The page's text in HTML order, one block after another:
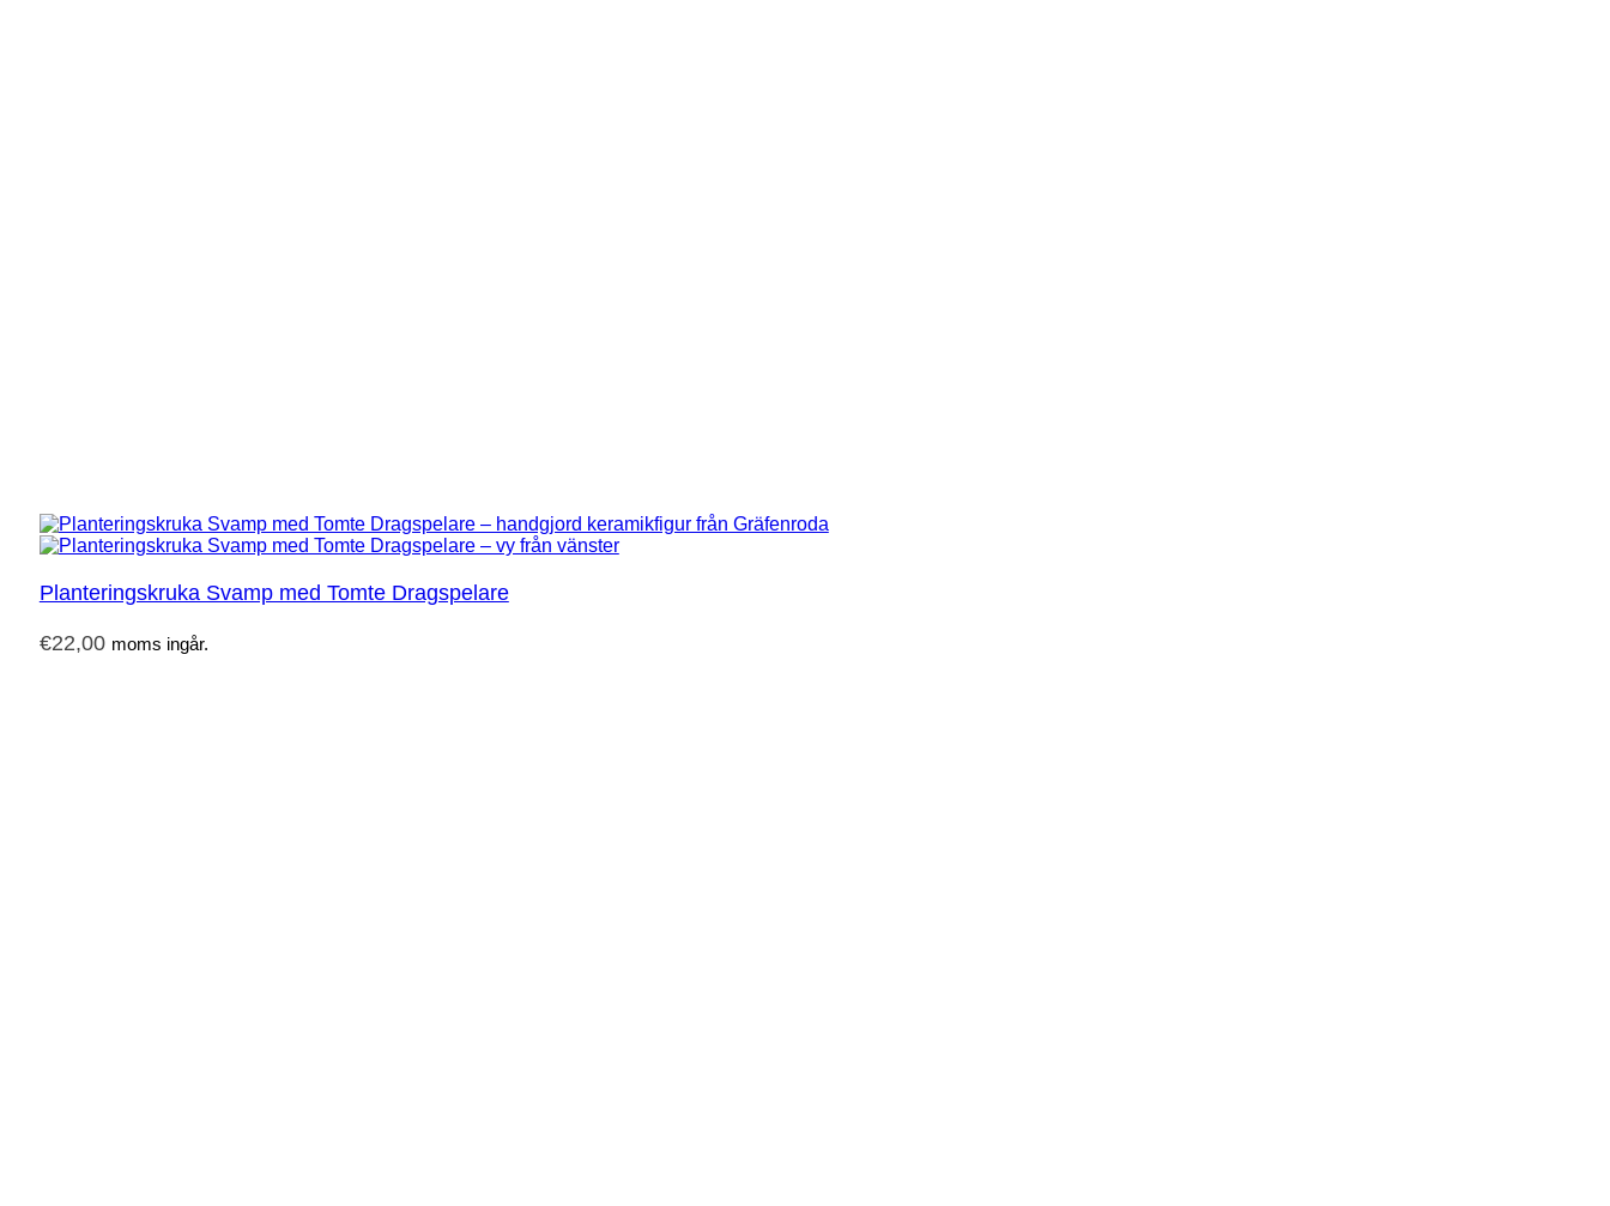
Planteringskruka Svamp med Tomte Dragspelare
€22,00 moms ingår.